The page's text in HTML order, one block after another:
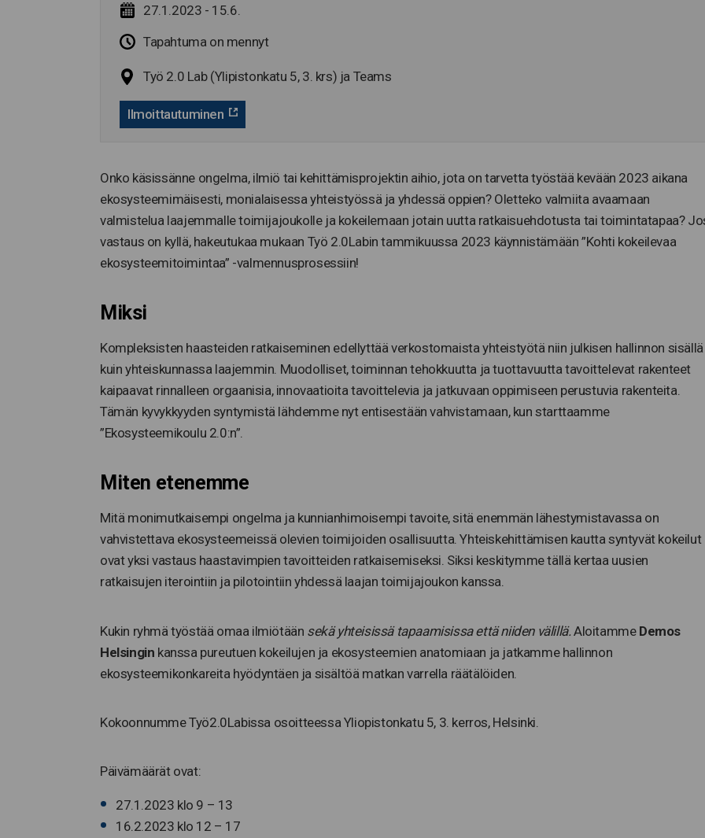
27.1.2023 - 15.6.
Tapahtuma on mennyt
Työ 2.0 Lab (Ylipistonkatu 5, 3. krs) ja Teams
Ilmoittautuminen
Onko käsissänne ongelma, ilmiö tai kehittämisprojektin aihio, jota on tarvetta työstää kevään 2023 aikana
ekosysteemimäisesti, monialaisessa yhteistyössä ja yhdessä oppien? Oletteko valmiita avaamaan
valmistelua laajemmalle toimijajoukolle ja kokeilemaan jotain uutta ratkaisuehdotusta tai toimintatapaa?
vastaus on kyllä, hakeutukaa mukaan Työ 2.0Labin tammikuussa 2023 käynnistämään ”Kohti kokeilevaa
ekosysteemitoimintaa” -valmennusprosessiin!
Miksi
Kompleksisten haasteiden ratkaiseminen edellyttää verkostomaista yhteistyötä niin julkisen hallinnon sisällä
kuin yhteiskunnassa laajemmin. Muodolliset, toiminnan tehokkuutta ja tuottavuutta tavoittelevat rakenteet
kaipaavat rinnalleen orgaanisia, innovaatioita tavoittelevia ja jatkuvaan oppimiseen perustuvia rakenteita.
Tämän kyvykkyyden syntymistä lähdemme nyt entisestään vahvistamaan, kun starttaamme
”Ekosysteemikoulu 2.0:n”.
Miten etenemme
Mitä monimutkaisempi ongelma ja kunnianhimoisempi tavoite, sitä enemmän lähestymistavassa on
vahvistettava ekosysteemeissä olevien toimijoiden osallisuutta. Yhteiskehittämisen kautta syntyvät kokeilut
ovat yksi vastaus haastavimpien tavoitteiden ratkaisemiseksi. Siksi keskitymme tällä kertaa uusien
ratkaisujen iterointiin ja pilotointiin yhdessä laajan toimijajoukon kanssa.
Kukin ryhmä työstää omaa ilmiötään sekä yhteisissä tapaamisissa että niiden välillä. Aloitamme Demos
Helsingin kanssa pureutuen kokeilujen ja ekosysteemien anatomiaan ja jatkamme hallinnon
ekosysteemikonkareita hyödyntäen ja sisältöä matkan varrella räätälöiden.
Kokoonnumme Työ2.0Labissa osoitteessa Yliopistonkatu 5, 3. kerros, Helsinki.
Päivämäärät ovat:
27.1.2023 klo 9 – 13
16.2.2023 klo 12 – 17